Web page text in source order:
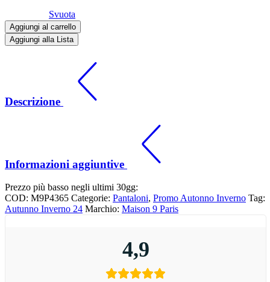
Svuota
Aggiungi al carrello
Aggiungi alla Lista
Descrizione
Informazioni aggiuntive
Prezzo più basso negli ultimi 30gg:
COD: M9P4365 Categorie: Pantaloni, Promo Autonno Inverno Tag:
Autunno Inverno 24 Marchio: Maison 9 Paris
4,9